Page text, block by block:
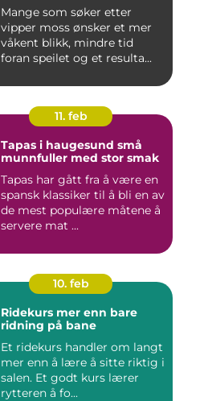
Mange som søker etter
vipper moss ønsker et mer
våkent blikk, mindre tid
foran speilet og et resulta...
11. feb
Tapas i haugesund små
munnfuller med stor smak
Tapas har gått fra å være en
spansk klassiker til å bli en av
de mest populære måtene å
servere mat ...
10. feb
Ridekurs mer enn bare
ridning på bane
Et ridekurs handler om langt
mer enn å lære å sitte riktig i
salen. Et godt kurs lærer
rytteren å fo...